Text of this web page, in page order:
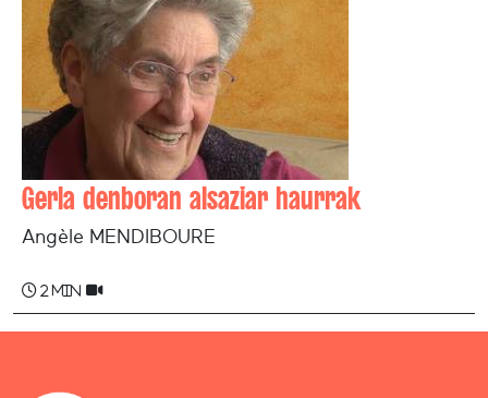
Gerla denboran alsaziar haurrak
Angèle MENDIBOURE
2 min